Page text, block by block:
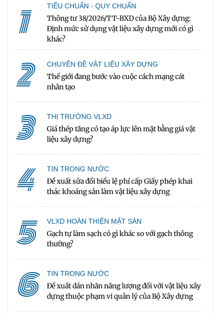
1 TIÊU CHUẨN - QUY CHUẨN
Thông tư 38/2026/TT-BXD của Bộ Xây dựng:
Định mức sử dụng vật liệu xây dựng mới có gì
khác?
2 CHUYÊN ĐỀ VẬT LIỆU XÂY DỰNG
Thế giới đang bước vào cuộc cách mạng cát
nhân tạo
3 THỊ TRƯỜNG VLXD
Giá thép tăng có tạo áp lực lên mặt bằng giá vật
liệu xây dựng?
4 TIN TRONG NƯỚC
Đề xuất sửa đổi biểu lệ phí cấp Giấy phép khai
thác khoáng sản làm vật liệu xây dựng
5 VLXD HOÀN THIỆN MẶT SÀN
Gạch tự làm sạch có gì khác so với gạch thông
thường?
6 TIN TRONG NƯỚC
Đề xuất dán nhãn năng lượng đối với vật liệu xây
dựng thuộc phạm vi quản lý của Bộ Xây dựng